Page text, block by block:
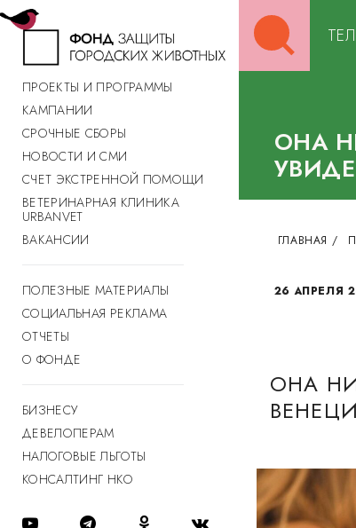
ПРОЕКТЫ И ПРОГРАММЫ
КАМПАНИИ
СРОЧНЫЕ СБОРЫ
НОВОСТИ И СМИ
СЧЕТ ЭКСТРЕННОЙ ПОМОЩИ
ВЕТЕРИНАРНАЯ КЛИНИКА
URBANVET
ВАКАНСИИ
ПОЛЕЗНЫЕ МАТЕРИАЛЫ
СОЦИАЛЬНАЯ РЕКЛАМА
ОТЧЕТЫ
О ФОНДЕ
БИЗНЕСУ
ДЕВЕЛОПЕРАМ
НАЛОГОВЫЕ ЛЬГОТЫ
КОНСАЛТИНГ НКО
for:
ОНА
ГЛАВНАЯ /
26 АПРЕЛЯ
ОНА